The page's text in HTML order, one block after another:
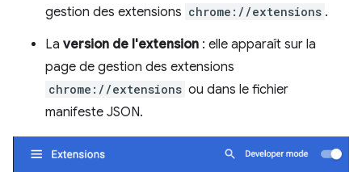
gestion des extensions chrome://extensions .
La version de l'extension : elle apparaît sur la
page de gestion des extensions
chrome://extensions ou dans le fichier
manifeste JSON.